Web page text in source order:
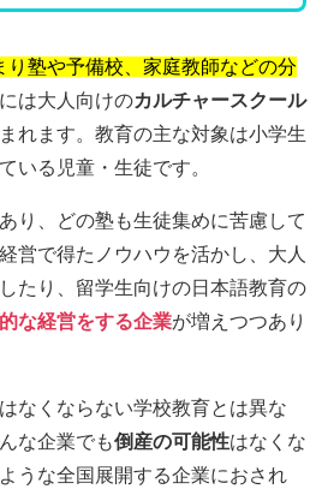
り塾や予備校、家庭教師などの分
は大人向けのカルチャースクール
れます。教育の主な対象は小学生
いる児童・生徒です。
り、どの塾も生徒集めに苦慮して
営で得たノウハウを活かし、大人
たり、留学生向けの日本語教育の
な経営をする企業が増えつつあり
なくならない学校教育とは異な
な企業でも倒産の可能性はなくな
うな全国展開する企業におされ